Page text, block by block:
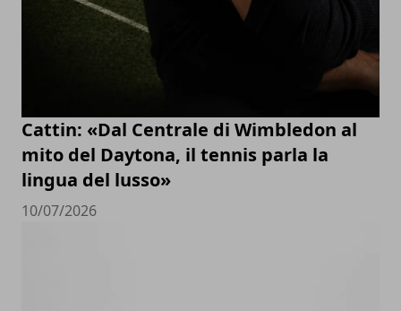
Cattin: «Dal Centrale di Wimbledon al
mito del Daytona, il tennis parla la
lingua del lusso»
10/07/2026